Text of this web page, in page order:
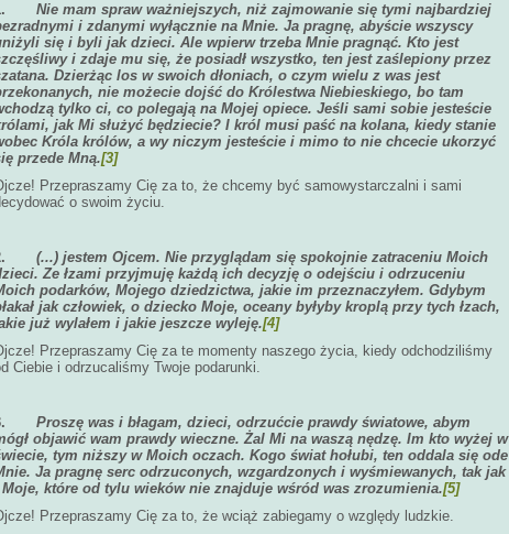
Nie mam spraw ważniejszych, niż zajmowanie się tymi najbardziej
i zdanymi wyłącznie na Mnie. Ja pragnę, abyście wszyscy
się i byli jak dzieci. Ale wpierw trzeba Mnie pragnąć. Kto jest
i zdaje mu się, że posiadł wszystko, ten jest zaślepiony przez
Dzierżąc los w swoich dłoniach, o czym wielu z was jest
nie możecie dojść do Królestwa Niebieskiego, bo tam
tylko ci, co polegają na Mojej opiece. Jeśli sami sobie jesteście
jak Mi służyć będziecie? I król musi paść na kolana, kiedy stanie
Króla królów, a wy niczym jesteście i mimo to nie chcecie ukorzyć
przede Mną.[3]
Przepraszamy Cię za to, że chcemy być samowystarczalni i sami
o swoim życiu.
(...) jestem Ojcem. Nie przyglądam się spokojnie zatraceniu Moich
Ze łzami przyjmuję każdą ich decyzję o odejściu i odrzuceniu
podarków, Mojego dziedzictwa, jakie im przeznaczyłem. Gdybym
jak człowiek, o dziecko Moje, oceany byłyby kroplą przy tych łzach,
już wylałem i jakie jeszcze wyleję.[4]
Przepraszamy Cię za te momenty naszego życia, kiedy odchodziliśmy
Ciebie i odrzucaliśmy Twoje podarunki.
Proszę was i błagam, dzieci, odrzućcie prawdy światowe, abym
objawić wam prawdy wieczne. Żal Mi na waszą nędzę. Im kto wyżej w
tym niższy w Moich oczach. Kogo świat hołubi, ten oddala się ode
Ja pragnę serc odrzuconych, wzgardzonych i wyśmiewanych, tak jak
które od tylu wieków nie znajduje wśród was zrozumienia.[5]
Przepraszamy Cię za to, że wciąż zabiegamy o względy ludzkie.